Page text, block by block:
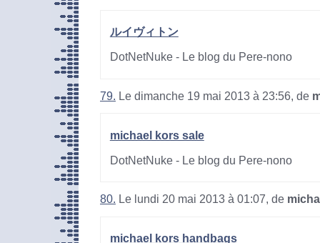
ルイヴィトン
DotNetNuke - Le blog du Pere-nono
79. Le dimanche 19 mai 2013 à 23:56, de
michael kors sale
DotNetNuke - Le blog du Pere-nono
80. Le lundi 20 mai 2013 à 01:07, de
michael kors handbags